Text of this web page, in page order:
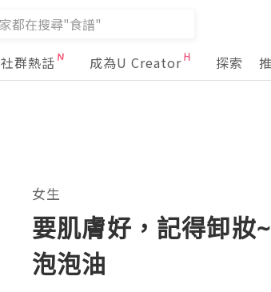
社群熱話 成為U Creator 探索
女生
要肌膚好，記得卸
泡泡油